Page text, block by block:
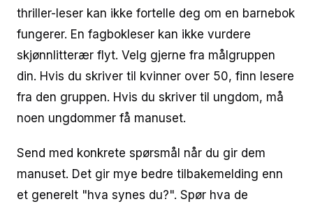
thriller-leser kan ikke fortelle deg om en barnebok
fungerer. En fagbokleser kan ikke vurdere
skjønnlitterær flyt. Velg gjerne fra målgruppen
din. Hvis du skriver til kvinner over 50, finn lesere
fra den gruppen. Hvis du skriver til ungdom, må
noen ungdommer få manuset.
Send med konkrete spørsmål når du gir dem
manuset. Det gir mye bedre tilbakemelding enn
et generelt "hva synes du?". Spør hva de